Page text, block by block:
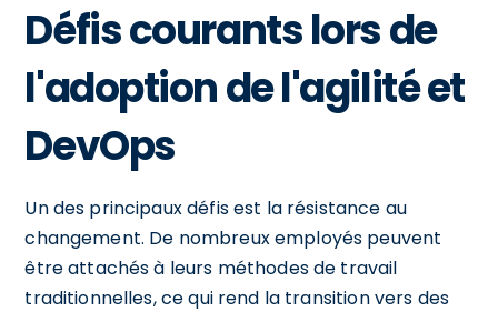
Défis courants lors de
l'adoption de l'agilité et
DevOps
Un des principaux défis est la résistance au
changement. De nombreux employés peuvent
être attachés à leurs méthodes de travail
traditionnelles, ce qui rend la transition vers des